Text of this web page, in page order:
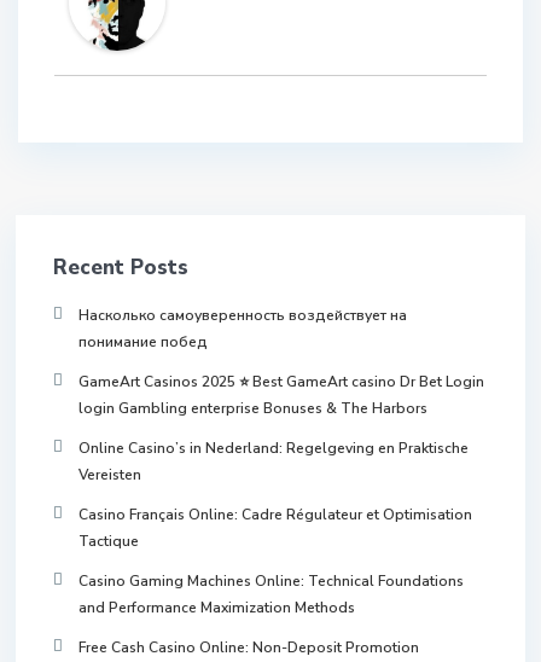
Recent Posts
Насколько самоуверенность воздействует на
понимание побед
GameArt Casinos 2025 ⭐ Best GameArt casino Dr Bet Login
login Gambling enterprise Bonuses & The Harbors
Online Casino’s in Nederland: Regelgeving en Praktische
Vereisten
Casino Français Online: Cadre Régulateur et Optimisation
Tactique
Casino Gaming Machines Online: Technical Foundations
and Performance Maximization Methods
Free Cash Casino Online: Non-Deposit Promotion